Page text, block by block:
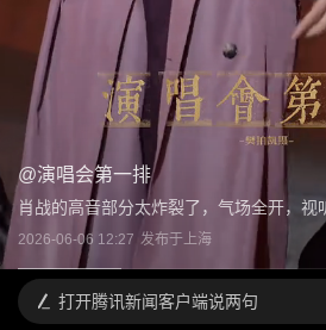
@演唱会第一排
肖战的高音部分太炸裂了，气场全开，视
2026-06-06 12:27 发布于上海
打开腾讯新闻客户端说两句